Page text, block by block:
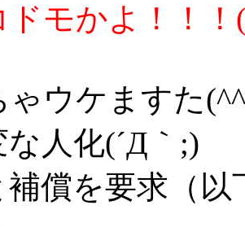
ドモかよ！！
ゃウケますた
な人化(´Д｀;)
償を要求（以